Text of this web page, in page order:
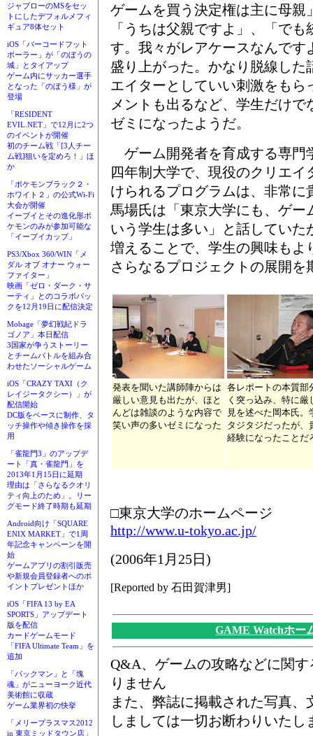
ジャブローのMSをセッ
トにしたデフォルメフィ
ギュア8体セット
iOS「バーコードフット
ボーラー」が「のぼうの
城」とタイアップ
ゲーム内にサッカー選手
となった「のぼう様」が
登場
「RESIDENT
EVIL.NET」で12月に2つ
のイベントが開催
初のチーム戦「[3人チー
ム戦]狙いを定めろ！」ほ
か
「ポケモンブラック２・
ホワイト２」の公式Wi-Fi
大会が開催
イーブイとその進化形ポ
ケモンのみが参加可能な
「イーブイカップ」
PS3/Xbox 360/WIN「メ
ダル オブ オナー ウォー
ファイター」
映画「ゼロ・ダーク・サ
ーティ」とのコラボパッ
クを12月19日に配信決定
Mobage「夢幻戦紀ドラ
ゴノア」本日配信
3国家が争うストーリー
とチームバトルを組み合
わせたソーシャルゲーム
iOS「CRAZY TAXI（ク
レイジータクシー）」が
配信開始
DC版をベースに制作、タ
ッチ操作や傾き操作を採
用
「雀龍門3」のアップデ
ート「真・雀龍門」を
2013年1月15日に延期
理由は「さらなるクオリ
ティ向上のため」。リー
グモード終了時期も延期
Android向け「SQUARE
ENIX MARKET」で1周
年記念キャンペーンを開
始
ゲームアプリの割引販売
や新規会員登録者へのポ
イントプレゼントほか
iOS「FIFA 13 by EA
SPORTS」アップデート
版を配信
カードゲームモード
「FIFA Ultimate Team」を
追加
「パックマン」と「塊
魂」がニューヨーク近代
美術館に収蔵
ゲーム業界初の快挙
「メリープラスマス2012
in 東京ミッドタウン店」
ゲームを買う決定権は主に母親
「うちは父親ですよ」、「で
す。我々がレアケースなんです
盛り上がった。かなり脱線した
エイターとしていい刺激をもら
メントも出るなど、学生だけ
ゼミになったようだ。
ゲーム開発者を育成する専門
四年制大学で、現役のクリエイ
けられるプログラムは、非常に
馬場氏は「東京大学にも、ゲー
いう学生は多い」と話していた
増えることで、学生の興味もよ
さらなるプロジェクトの展開を
発表を聞いた講師陣からは
厳しい意見も出たが、ほと
んどは雑談のような内容で
笑い声の多いゼミになった
各レポートの本質部
く突っ込み、特に厳
見を述べた岡本氏。
タジタジだったが、
経験になったことだ
□東京大学のホームページ
http://www.u-tokyo.ac.jp/
(2006年1月25日)
[Reported by 石田賀津男]
GAME Watchホー
Q&A、ゲームの攻略などに関
りません
また、弊誌に掲載された写真
しましては一切お断わりいたし